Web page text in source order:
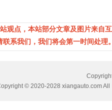
观点，本站部分文章及图片来自
联系我们，我们将会第一时间处
© 2020-2028 xiangauto.com